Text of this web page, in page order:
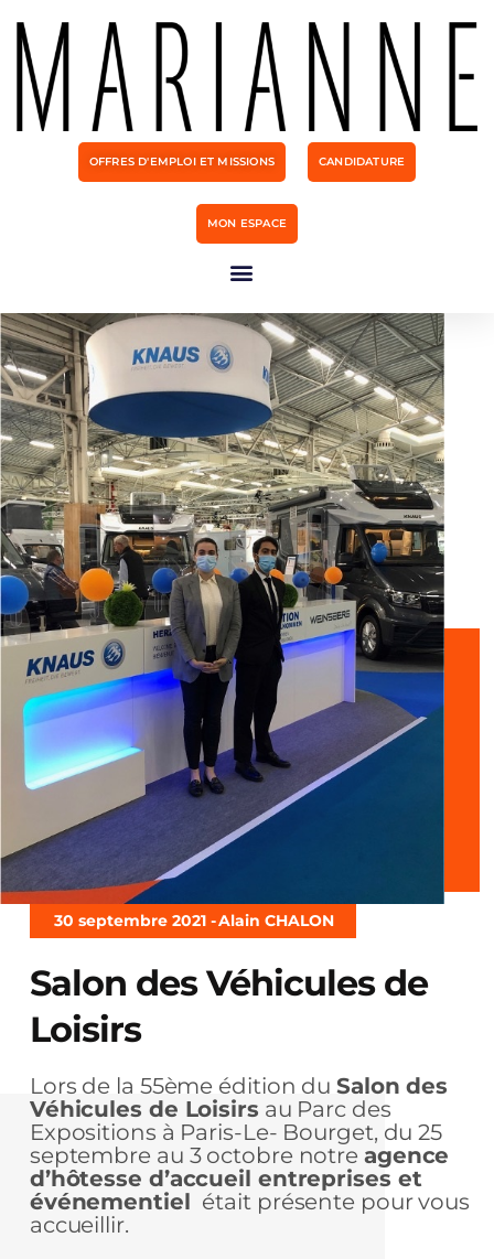
OFFRES D'EMPLOI ET MISSIONS CANDIDATURE
MON ESPACE
30 septembre 2021 -Alain CHALON
Salon des Véhicules de
Loisirs
Lors de la 55ème édition duSalon des
Véhicules de Loisirs au Parc des
Expositions à Paris-Le- Bourget, du 25
septembre au 3 octobre notre agence
d’hôtesse d’accueil entreprises et
événementiel était présente pour vous
accueillir.